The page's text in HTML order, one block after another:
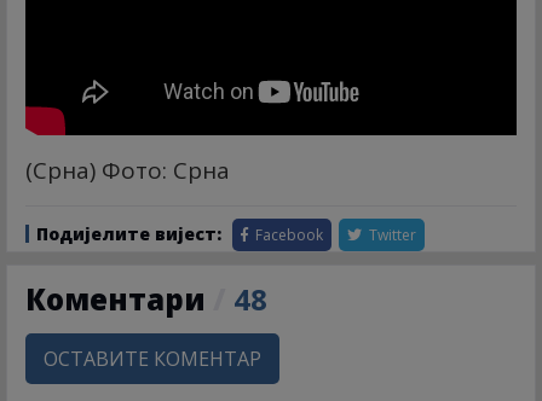
(Срна) Фото: Срна
Подијелите вијест: Facebook Twitter
Коментари 48
ОСТАВИТЕ КОМЕНТАР